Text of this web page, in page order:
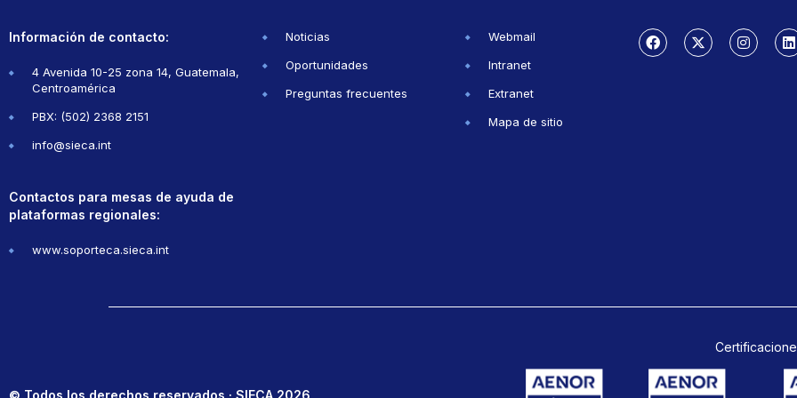
Información de contacto:
4 Avenida 10-25 zona 14, Guatemala,
Centroamérica
PBX: (502) 2368 2151
info@sieca.int
Contactos para mesas de ayuda de
plataformas regionales:
www.soporteca.sieca.int
Noticias
Oportunidades
Preguntas frecuentes
Webmail
Intranet
Extranet
Mapa de sitio
© Todos los derechos reservados · SIECA 2026